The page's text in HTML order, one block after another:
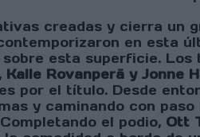
creadas y cierra un
en esta
esta superficie. Los
Kalle Rovanperä y Jonne
por el título. Desde
y caminando con
el podio, Ott